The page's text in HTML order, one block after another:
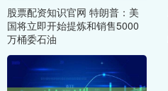
股票配资知识官网 特朗普：美
国将立即开始提炼和销售5000
万桶委石油